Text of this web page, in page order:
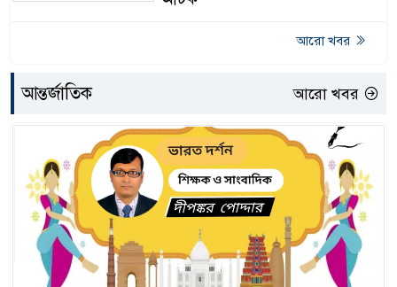
সদস্যদের স্বামীদের নিয়ে পুরুষ
স্থগিতাদেশ প্রত্যাহার করায়
মধুখালীতে আনন্দ মিছিল
রাজশাহী অঞ্চলে শস্যবীজের
ঊর্ধ্বমুখী দামে বিপাকে কৃষক
৪১
কুষ্টিয়ায় বাসে শিক্ষার্থীদের হাফ
আরো খবর
আন্তর্জাতিক আরো খবর